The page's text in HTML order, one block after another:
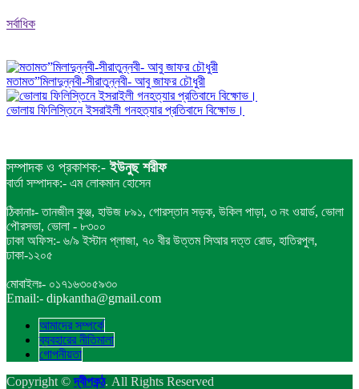
সর্বাধিক
মতামত”মিলাদুন্নবী-সীরাতুন্নবী- আবু জাফর চৌধুরী
ভোলায় ফিলিস্তিনে ইসরাইলী গনহত্যার প্রতিবাদে বিক্ষোভ।
সম্পাদক ও প্রকাশক:-ইউনুছ শরীফ
বার্তা সম্পাদক:- এম লোকমান হোসেন
ঠিকানাঃ- তানজীল কুঞ্জ, হাউজ ৮৯১, গোরস্তান সড়ক, উকিল পাড়া, ৩ নং ওয়ার্ড, ভোলা
পৌরসভা, ভোলা - ৮৩০০
ঢাকা অফিস:- ৬/৯ ইস্টান প্লাজা, ৭০ বীর উত্তম সিআর দত্ত রোড, হাতিরপুল,
ঢাকা-১২০৫
মোবাইলঃ- ০১৭১৬৩০৫৯৩০
Email:- dipkantha@gmail.com
আমাদের সম্পর্কে
ব্যবহারের নীতিমালা
গোপনীয়তা
Copyright ©দ্বীপকন্ঠ. All Rights Reserved